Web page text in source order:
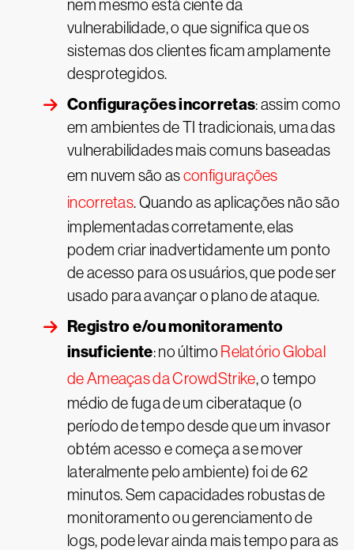
nem mesmo está ciente da
vulnerabilidade, o que significa que os
sistemas dos clientes ficam amplamente
desprotegidos.
Configurações incorretas: assim como
em ambientes de TI tradicionais, uma das
vulnerabilidades mais comuns baseadas
em nuvem são asconfigurações
incorretas. Quando as aplicações não são
implementadas corretamente, elas
podem criar inadvertidamente um ponto
de acesso para os usuários, que pode ser
usado para avançar o plano de ataque.
Registro e/ou monitoramento
insuficiente: no último Relatório Global
de Ameaças da CrowdStrike, o tempo
médio de fuga de um ciberataque (o
período de tempo desde que um invasor
obtém acesso e começa a se mover
lateralmente pelo ambiente) foi de 62
minutos. Sem capacidades robustas de
monitoramento ou gerenciamento de
logs, pode levar ainda mais tempo para as